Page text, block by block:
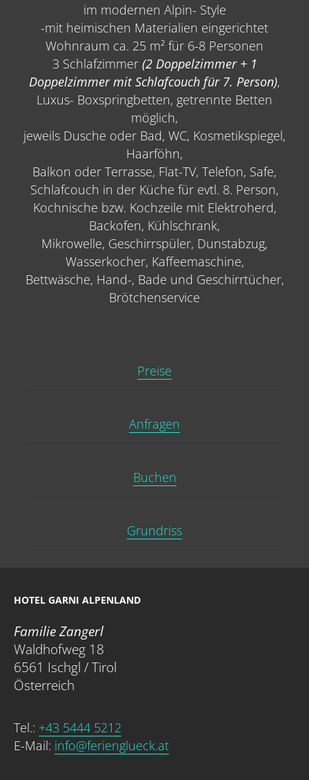
im modernen Alpin- Style
-mit heimischen Materialien eingerichtet
Wohnraum ca. 25 m² für 6-8 Personen
3 Schlafzimmer(2 Doppelzimmer + 1
Doppelzimmer mit Schlafcouch für 7. Person),
Luxus- Boxspringbetten, getrennte Betten
möglich,
jeweils Dusche oder Bad, WC, Kosmetikspiegel,
Haarföhn,
Balkon oder Terrasse, Flat-TV, Telefon, Safe,
Schlafcouch in der Küche für evtl. 8. Person,
Kochnische bzw. Kochzeile mit Elektroherd,
Backofen, Kühlschrank,
Mikrowelle, Geschirrspüler, Dunstabzug,
Wasserkocher, Kaffeemaschine,
Bettwäsche, Hand-, Bade und Geschirrtücher,
Brötchenservice
Preise
Anfragen
Buchen
Grundriss
HOTEL GARNI ALPENLAND
Familie Zangerl
Waldhofweg 18
6561 Ischgl / Tirol
Österreich
Tel.: +43 5444 5212
E-Mail: info@ferienglueck.at